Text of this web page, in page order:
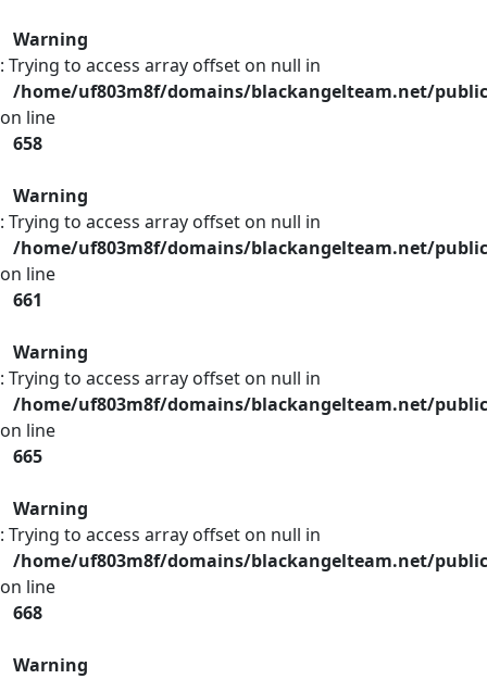
Warning
: Trying to access array offset on null in
/home/uf803m8f/domains/blackangelteam.net/
on line
658
Warning
: Trying to access array offset on null in
/home/uf803m8f/domains/blackangelteam.net/
on line
661
Warning
: Trying to access array offset on null in
/home/uf803m8f/domains/blackangelteam.net/
on line
665
Warning
: Trying to access array offset on null in
/home/uf803m8f/domains/blackangelteam.net/
on line
668
Warning